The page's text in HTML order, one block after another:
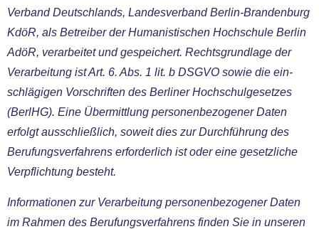
Verband Deutschlands, Landesverband Berlin-Brandenburg
KdöR, als Betreiber der Humanistischen Hochschule Berlin
AdöR, ver­ar­bei­tet und gespei­chert. Rechtsgrundlage der
Verarbeitung ist Art. 6. Abs. 1 lit. b DSGVO sowie die ein­
schlä­gi­gen Vorschriften des Berliner Hochschulgesetzes
(BerlHG). Eine Übermittlung per­so­nen­be­zo­ge­ner Daten
erfolgt aus­schließ­lich, soweit dies zur Durchführung des
Berufungsverfahrens erfor­der­lich ist oder eine gesetz­li­che
Verpflichtung besteht.
Informationen zur Verarbeitung per­so­nen­be­zo­ge­ner Daten
im Rahmen des Berufungsverfahrens fin­den Sie in unse­ren